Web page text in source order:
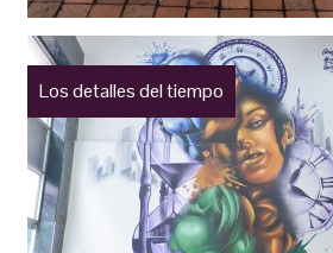
Los detalles del tiempo